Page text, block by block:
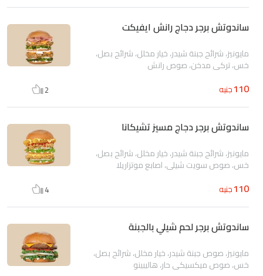
ساندوتش برجر دجاج رانش ايفيكت
مايونيز، شرائح جبنة شيدر، خيار مخلل، شرائح بصل،
خس، تركي مدخن، صوص رانش
110جنيه 2
ساندوتش برجر دجاج مسيز تشيكانا
مايونيز، شرائح جبنة شيدر، خيار مخلل، شرائح بصل،
خس، صوص سويت شيلي، اصابع موتزاريلا
110جنيه 4
ساندوتش برجر لحم شيلي بالجبنة
مايونيز، صوص جبنة شيدر، خيار مخلل، شرائح بصل،
خس، صوص ميكسيكي حار، هاليبينو